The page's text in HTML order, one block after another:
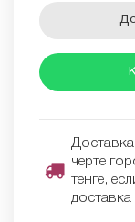
черте
тенге,
доставка